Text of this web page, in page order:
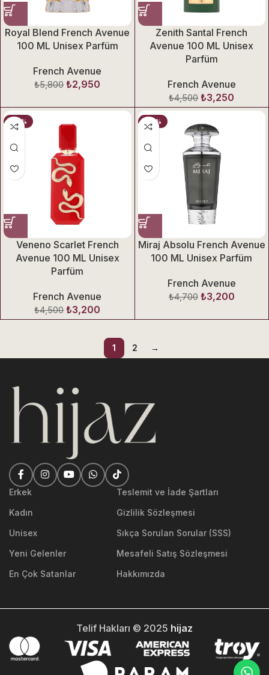
Royal Blend French Avenue
100 ML Unisex Parfüm
French Avenue
₺5,800 ₺2,950
Zenith Santal French
Avenue 100 ML Unisex
Parfüm
French Avenue
₺4,500 ₺3,250
-29%
Veneno Scarlet French
Avenue 100 ML Unisex
Parfüm
French Avenue
₺4,500 ₺3,200
-32%
Miraj Absolu French Avenue
100 ML Unisex Parfüm
French Avenue
₺4,700 ₺3,200
1 2 →
Erkek
Kadın
Unisex
Yeni Gelenler
En Çok Satanlar
Teslemit ve İade Şartları
Gizlilik Sözleşmesi
Sıkça Sorulan Sorular (SSS)
Mesafeli Satış Sözleşmesi
Hakkımızda
Telif Hakları © 2025 hijaz